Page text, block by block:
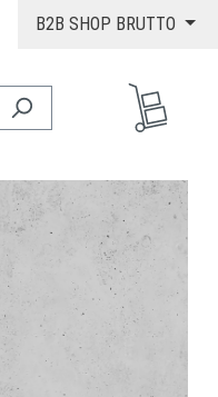
B2B SHOP BRUTTO